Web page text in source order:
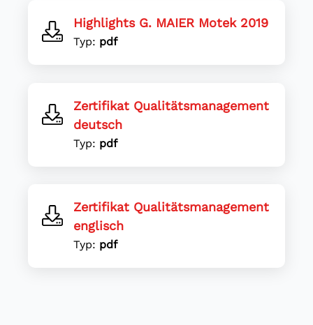
Highlights G. MAIER Motek 2019
Typ: pdf
Zertifikat Qualitätsmanagement
deutsch
Typ: pdf
Zertifikat Qualitätsmanagement
englisch
Typ: pdf